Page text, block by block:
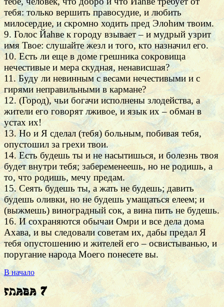
тебя: только вершить правосудие, и любить
милосердие, и скромно ходить пред Элоhим твоим.
9. Голос Йаhве к городу взывает – и мудрый узрит
имя Твое: слушайте жезл и того, кто назначил его.
10. Есть ли еще в доме грешника сокровища
нечестивые и мера скудная, ненависшая?
11. Буду ли невинным с весами нечестивыми и с
гирями неправильными в кармане?
12. (Город), чьи богачи исполнены злодейства, а
жители его говорят лживое, и язык их – обман в
устах их!
13. Но и Я сделал (тебя) больным, побивая тебя,
опустошил за грехи твои.
14. Есть будешь ты и не насытишься, и болезнь твоя
будет внутри тебя; забеременеешь, но не родишь, а
то, что родишь, мечу предам.
15. Сеять будешь ты, а жать не будешь; давить
будешь оливки, но не будешь умащаться елеем; и
(выжмешь) виноградный сок, а вина пить не будешь.
16. И сохраняются обычаи Омри и все дела дома
Ахава, и вы следовали советам их, дабы предал Я
тебя опустошению и жителей его – освистыванью, и
поругание народа Моего понесете вы.
В начало
Глава 7